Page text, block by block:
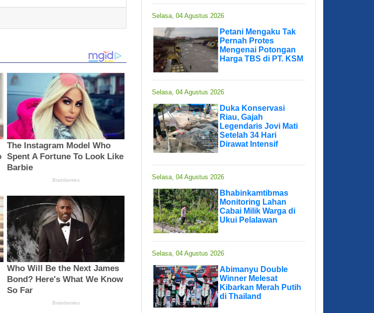
Selasa, 04 Agustus 2026
Petani Mengaku Tak
Pernah Protes
Mengenai Potongan
Harga TBS di PT. KSM
Selasa, 04 Agustus 2026
Duka Konservasi
Riau, Gajah
Legendaris Jovi Mati
Setelah 34 Hari
Dirawat Intensif
Selasa, 04 Agustus 2026
Bhabinkamtibmas
Monitoring Lahan
Cabai Milik Warga di
Ukui Pelalawan
Selasa, 04 Agustus 2026
Abimanyu Double
Winner Melesat
Kibarkan Merah Putih
di Thailand